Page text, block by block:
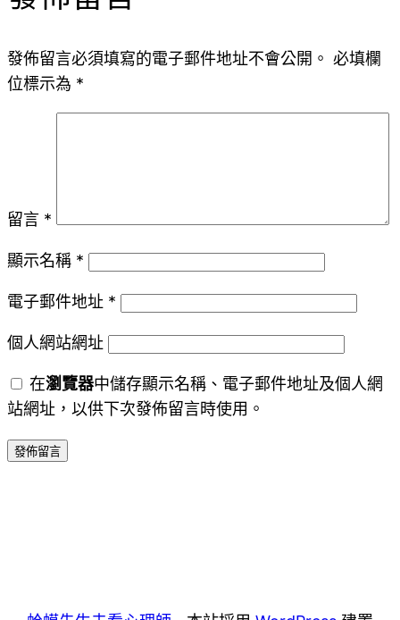
發佈留言必須填寫的電子郵件地址不會公開。 必填欄
位標示為 *
留言 *
顯示名稱 *
電子郵件地址 *
個人網站網址
在瀏覽器中儲存顯示名稱、電子郵件地址及個人網
站網址，以供下次發佈留言時使用。